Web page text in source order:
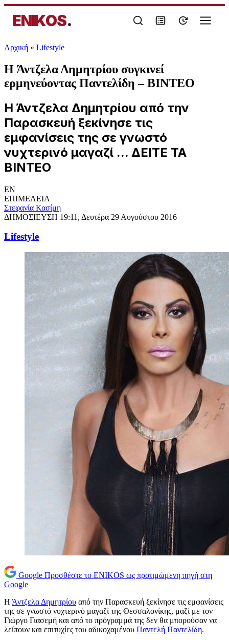
ENIKOS.
Αρχική » Lifestyle
Η Άντζελα Δημητρίου συγκινεί
ερμηνεύοντας Παντελίδη – ΒΙΝΤΕΟ
Η Άντζελα Δημητρίου από την
Παρασκευή ξεκίνησε τις
εμφανίσεις της σε γνωστό
νυχτερινό μαγαζί ... ΔΕΙΤΕ ΤΑ
ΒΙΝΤΕΟ
EN
ΕΠΙΜΕΛΕΙΑ
Στεφανία Κασίμη
ΔΗΜΟΣΙΕΥΣΗ 19:11, Δευτέρα 29 Αυγούστου 2016
Lifestyle
Google Προσθέστε το ENIKOS ως προτιμώμενη πηγή στη
Google
Η Άντζελα Δημητρίου από την Παρασκευή ξεκίνησε τις εμφανίσεις
της σε γνωστό νυχτερινό μαγαζί της Θεσσαλονίκης, μαζί με τον
Γιώργο Γιασεμή και από το πρόγραμμά της δεν θα μπορούσαν να
λείπουν και επιτυχίες του αδικοχαμένου Παντελή Παντελίδη.